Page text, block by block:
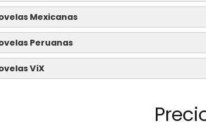
Mexicanas
Peruanas
ViX